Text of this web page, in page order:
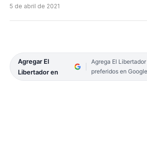
5 de abril de 2021
Agregar El
Libertador en
Agrega El
preferidos en Google